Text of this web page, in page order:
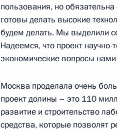
31 декабря 2014 года, 13:00
Подписан Указ о
Подписан Указ о
пользования, но
готовы делать высокие
будем делать. Мы выделили
Надеемся, что проект
экономические вопросы
Москва проделала очень
проект долины – это 110
развитие и строительство
средства, которые позволят